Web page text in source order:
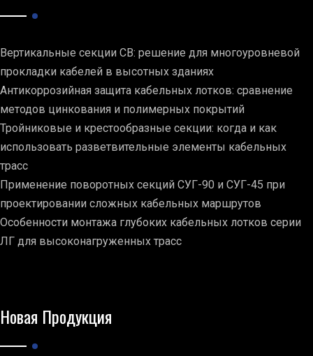
Вертикальные секции СВ: решение для многоуровневой
прокладки кабелей в высотных зданиях
Антикоррозийная защита кабельных лотков: сравнение
методов цинкования и полимерных покрытий
Тройниковые и крестообразные секции: когда и как
использовать разветвительные элементы кабельных
трасс
Применение поворотных секций СУГ-90 и СУГ-45 при
проектировании сложных кабельных маршрутов
Особенности монтажа глубоких кабельных лотков серии
ЛГ для высоконагруженных трасс
Новая Продукция